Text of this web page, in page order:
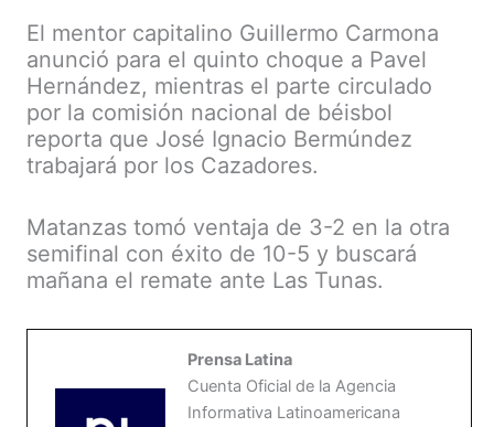
El mentor capitalino Guillermo Carmona
anunció para el quinto choque a Pavel
Hernández, mientras el parte circulado
por la comisión nacional de béisbol
reporta que José Ignacio Bermúndez
trabajará por los Cazadores.
Matanzas tomó ventaja de 3-2 en la otra
semifinal con éxito de 10-5 y buscará
mañana el remate ante Las Tunas.
Prensa Latina
Cuenta Oficial de la Agencia
Informativa Latinoamericana